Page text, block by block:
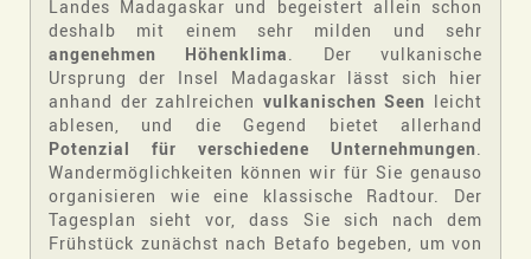
Landes Madagaskar und begeistert allein schon
deshalb mit einem sehr milden und sehr
angenehmen Höhenklima
. Der vulkanische
Ursprung der Insel Madagaskar lässt sich hier
anhand der zahlreichen vulkanischen Seen leicht
ablesen, und die Gegend bietet allerhand
Potenzial für verschiedene Unternehmungen
Wandermöglichkeiten können wir für Sie genauso
organisieren wie eine klassische Radtour. Der
Tagesplan sieht vor, dass Sie sich nach dem
Frühstück zunächst nach Betafo begeben, um von